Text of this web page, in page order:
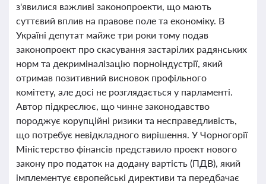
з'явилися важливі законопроекти, що мають
суттєвий вплив на правове поле та економіку. В
Україні депутат майже три роки тому подав
законопроект про скасування застарілих радянських
норм та декриміналізацію порноіндустрії, який
отримав позитивний висновок профільного
комітету, але досі не розглядається у парламенті.
Автор підкреслює, що чинне законодавство
породжує корупційні ризики та несправедливість,
що потребує невідкладного вирішення. У Чорногорії
Міністерство фінансів представило проект нового
закону про податок на додану вартість (ПДВ), який
імплементує європейські директиви та передбачає